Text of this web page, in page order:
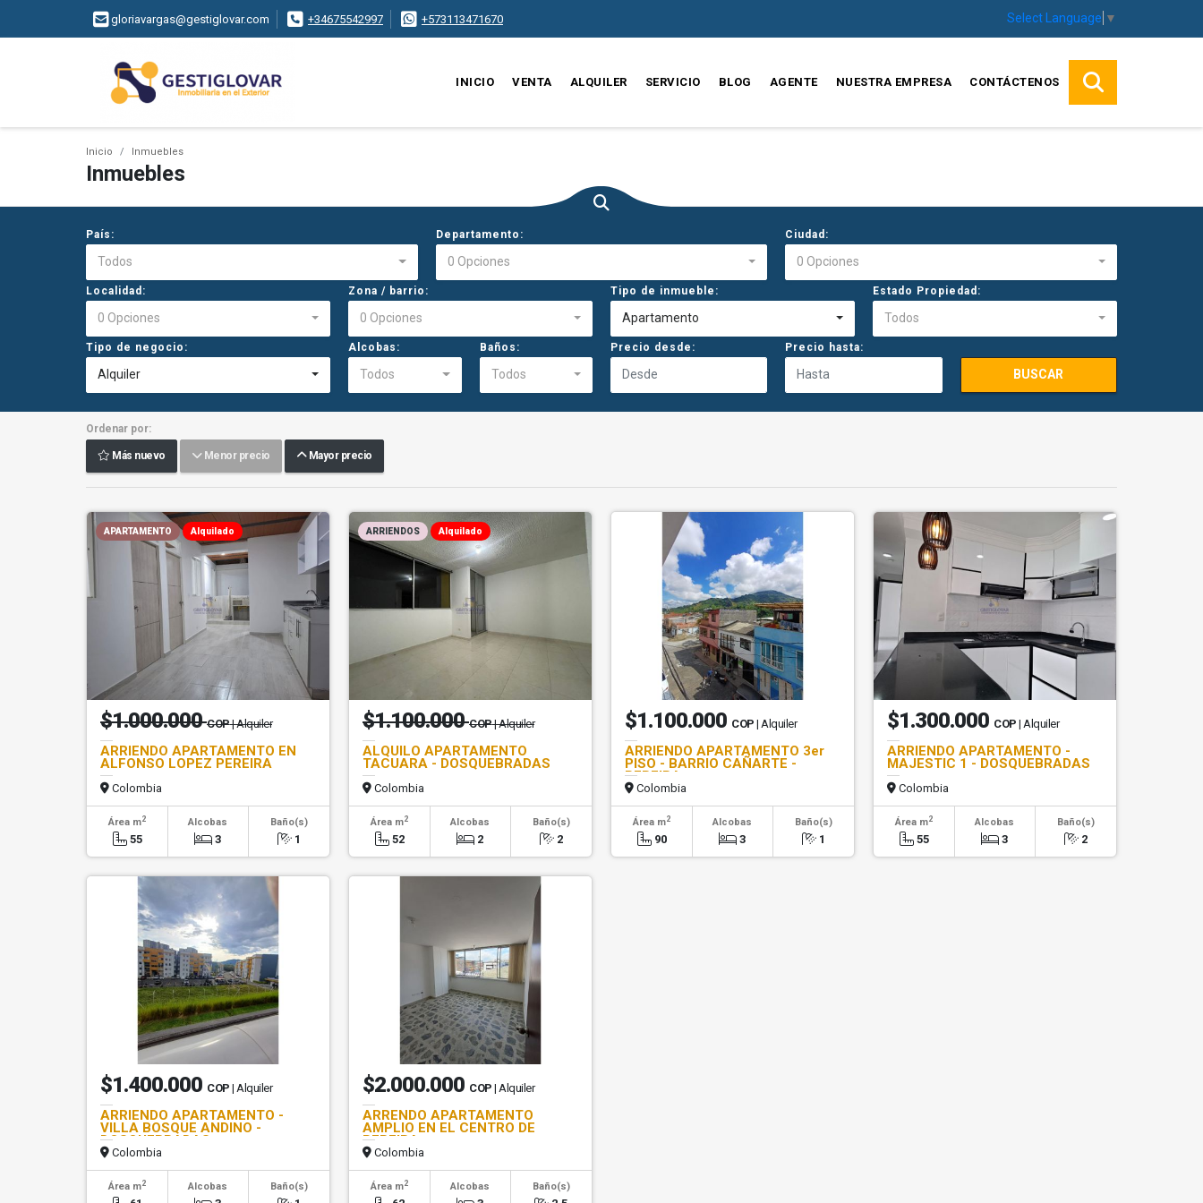
gloriavargas@gestiglovar.com +34675542997 +573113471670 Select Language ▼
INICIO VENTA ALQUILER SERVICIO BLOG AGENTE NUESTRA EMPRESA CONTÁCTENOS
Inicio Inmuebles
Inmuebles
País:
Todos
Departamento:
0 Opciones
Ciudad:
0 Opciones
Localidad:
0 Opciones
Zona / barrio:
0 Opciones
Tipo de inmueble:
Apartamento
Estado Propiedad:
Todos
Tipo de negocio:
Alquiler
Alcobas:
Todos
Baños:
Todos
Precio desde: Precio hasta:
BUSCAR
Ordenar por:
Más nuevo Menor precio Mayor precio
APARTAMENTO Alquilado
$1.000.000COP| Alquiler
ARRIENDO APARTAMENTO EN
ALFONSO LOPEZ PEREIRA
Colombia
Área m2
55
Alcobas
3
Baño(s)
1
ARRIENDOS Alquilado
$1.100.000COP| Alquiler
ALQUILO APARTAMENTO
TACUARA - DOSQUEBRADAS
Colombia
Área m2
52
Alcobas
2
Baño(s)
2
$1.100.000 COP | Alquiler
ARRIENDO APARTAMENTO 3er
PISO - BARRIO CAÑARTE -
PEREIRA
Colombia
Área m2
90
Alcobas
3
Baño(s)
1
$1.300.000 COP | Alquiler
ARRIENDO APARTAMENTO -
MAJESTIC 1 - DOSQUEBRADAS
Colombia
Área m2
55
Alcobas
3
Baño(s)
2
$1.400.000 COP | Alquiler
ARRIENDO APARTAMENTO -
VILLA BOSQUE ANDINO -
DOSQUEBRADAS
Colombia
Área m2 Alcobas Baño(s)
$2.000.000 COP | Alquiler
ARRENDO APARTAMENTO
AMPLIO EN EL CENTRO DE
PEREIRA
Colombia
Área m2 Alcobas Baño(s)